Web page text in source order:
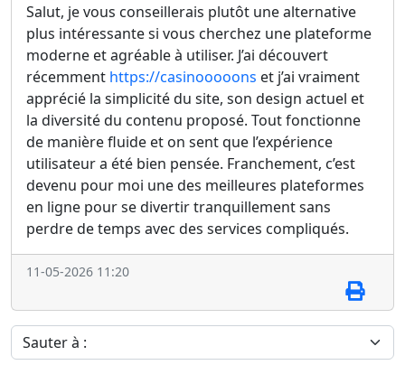
Salut, je vous conseillerais plutôt une alternative
plus intéressante si vous cherchez une plateforme
moderne et agréable à utiliser. J’ai découvert
récemment https://casinooooons et j’ai vraiment
apprécié la simplicité du site, son design actuel et
la diversité du contenu proposé. Tout fonctionne
de manière fluide et on sent que l’expérience
utilisateur a été bien pensée. Franchement, c’est
devenu pour moi une des meilleures plateformes
en ligne pour se divertir tranquillement sans
perdre de temps avec des services compliqués.
11-05-2026 11:20
Sauter à :